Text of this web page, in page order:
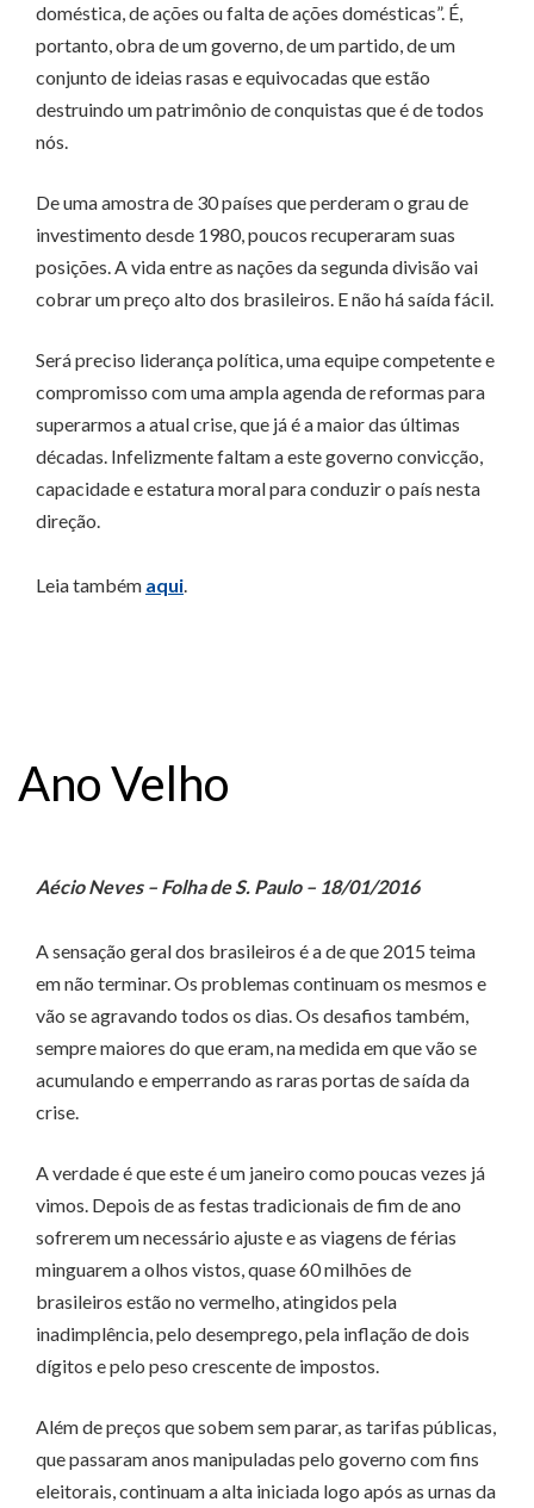
doméstica, de ações ou falta de ações domésticas”. É,
portanto, obra de um governo, de um partido, de um
conjunto de ideias rasas e equivocadas que estão
destruindo um patrimônio de conquistas que é de todos
nós.
De uma amostra de 30 países que perderam o grau de
investimento desde 1980, poucos recuperaram suas
posições. A vida entre as nações da segunda divisão vai
cobrar um preço alto dos brasileiros. E não há saída fácil.
Será preciso liderança política, uma equipe competente e
compromisso com uma ampla agenda de reformas para
superarmos a atual crise, que já é a maior das últimas
décadas. Infelizmente faltam a este governo convicção,
capacidade e estatura moral para conduzir o país nesta
direção.
Leia também aqui.
Ano Velho
Aécio Neves – Folha de S. Paulo – 18/01/2016
A sensação geral dos brasileiros é a de que 2015 teima
em não terminar. Os problemas continuam os mesmos e
vão se agravando todos os dias. Os desafios também,
sempre maiores do que eram, na medida em que vão se
acumulando e emperrando as raras portas de saída da
crise.
A verdade é que este é um janeiro como poucas vezes já
vimos. Depois de as festas tradicionais de fim de ano
sofrerem um necessário ajuste e as viagens de férias
minguarem a olhos vistos, quase 60 milhões de
brasileiros estão no vermelho, atingidos pela
inadimplência, pelo desemprego, pela inflação de dois
dígitos e pelo peso crescente de impostos.
Além de preços que sobem sem parar, as tarifas públicas,
que passaram anos manipuladas pelo governo com fins
eleitorais, continuam a alta iniciada logo após as urnas da